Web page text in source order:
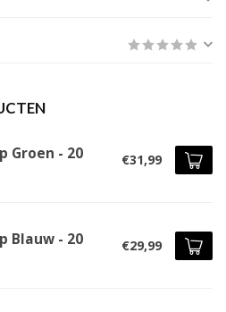
Groen - 20 €31,99
Blauw - 20 €29,99